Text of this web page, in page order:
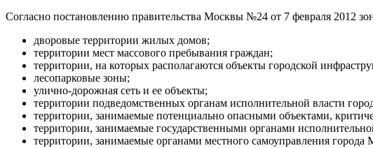
Согласно постановлению правительства Москвы №24 от 7 февраля 2012
дворовые территории жилых домов;
территории мест массового пребывания граждан;
территории, на которых располагаются объекты городской
лесопарковые зоны;
улично-дорожная сеть и ее объекты;
территории подведомственных органам исполнительной власти
территории, занимаемые потенциально опасными объектами,
территории, занимаемые государственными органами
территории, занимаемые органами местного самоуправления